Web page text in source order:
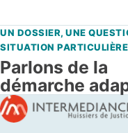
UN DOSSIER, UNE
SITUATION
Parlons de la
démarche